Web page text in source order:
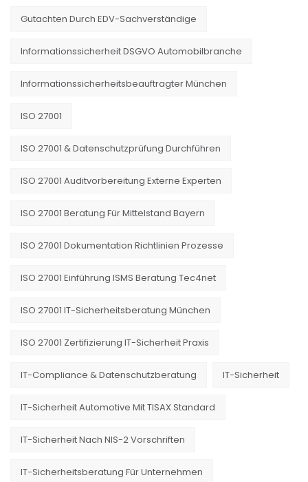
Gutachten Durch EDV-Sachverständige
Informationssicherheit DSGVO Automobilbranche
Informationssicherheitsbeauftragter München
ISO 27001
ISO 27001 & Datenschutzprüfung Durchführen
ISO 27001 Auditvorbereitung Externe Experten
ISO 27001 Beratung Für Mittelstand Bayern
ISO 27001 Dokumentation Richtlinien Prozesse
ISO 27001 Einführung ISMS Beratung Tec4net
ISO 27001 IT-Sicherheitsberatung München
ISO 27001 Zertifizierung IT-Sicherheit Praxis
IT-Compliance & Datenschutzberatung IT-Sicherheit
IT-Sicherheit Automotive Mit TISAX Standard
IT-Sicherheit Nach NIS-2 Vorschriften
IT-Sicherheitsberatung Für Unternehmen